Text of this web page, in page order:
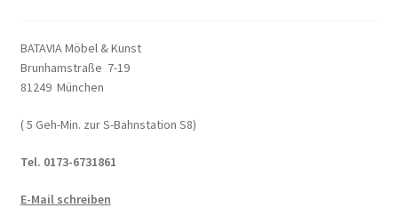
BATAVIA Möbel & Kunst
Brunhamstraße 7-19
81249 München
( 5 Geh-Min. zur S-Bahnstation S8)
Tel. 0173-6731861
E-Mail schreiben